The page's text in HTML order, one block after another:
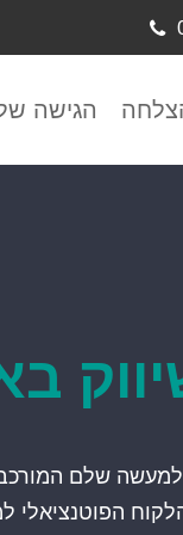
הגישה
למעשה שלם
הפוטנציאלי